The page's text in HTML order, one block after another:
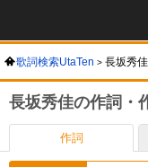
歌詞検索UtaTen 長坂秀
長坂秀佳の作詞・
作詞